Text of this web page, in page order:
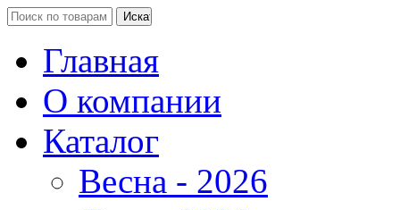
Главная
О компании
Каталог
Весна - 2026